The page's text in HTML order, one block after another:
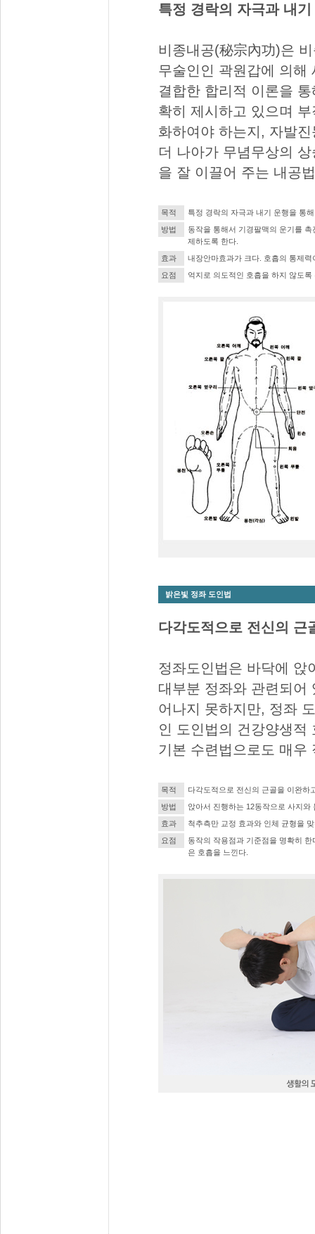
특정 경락의 자극과 내
비종내공(秘宗內功)은
무술인인 곽원갑에 의해
결합한 합리적 이론을
확히 제시하고 있으며
화하여야 하는지, 자발
더 나아가 무념무상의
을 잘 이끌어 주는 내공
목적
특정 경락의 자극과 내기 운행을 통
방법
동작을 통해서 기경팔맥의 운기를
제하도록 한다.
효과
내장안마효과가 크다. 호흡의 통제
요점
억지로 의도적인 호흡을 하지 않도
밝은빛 정좌 도인법
다각도적으로 전신의 근
정좌도인법은 바닥에 앉
대부분 정좌와 관련되어
어나지 못하지만, 정좌
인 도인법의 건강양생적
기본 수련법으로도 매우
목적
다각도적으로 전신의 근골을 이완하
방법
앉아서 진행하는 12동작으로 사지
효과
척추측만 교정 효과와 인체 균형을
요점
동작의 작용점과 기준점을 명확히
은 호흡을 느낀다.